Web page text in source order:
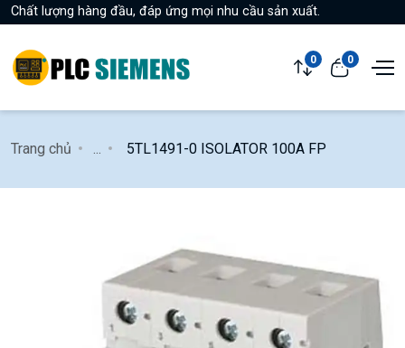
Chất lượng hàng đầu, đáp ứng mọi nhu cầu sản xuất.
0 0
Trang chủ 5TL1491-0 ISOLATOR 100A FP